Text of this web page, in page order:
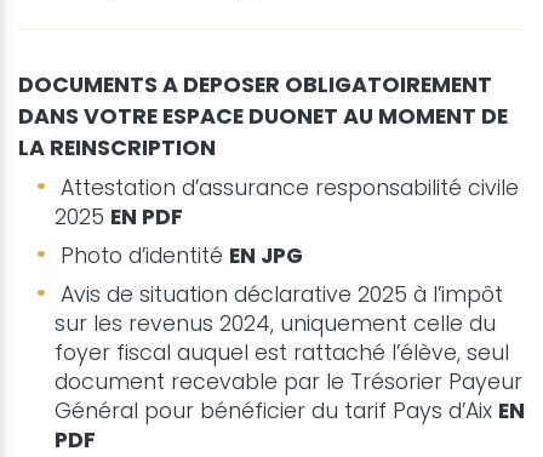
DOCUMENTS A DEPOSER OBLIGATOIREMENT
DANS VOTRE ESPACE DUONET AU MOMENT DE
LA REINSCRIPTION
Attestation d’assurance responsabilité civile
2025 EN PDF
Photo d’identité EN JPG
Avis de situation déclarative 2025 à l’impôt
sur les revenus 2024, uniquement celle du
foyer fiscal auquel est rattaché l’élève, seul
document recevable par le Trésorier Payeur
Général pour bénéficier du tarif Pays d’Aix EN
PDF